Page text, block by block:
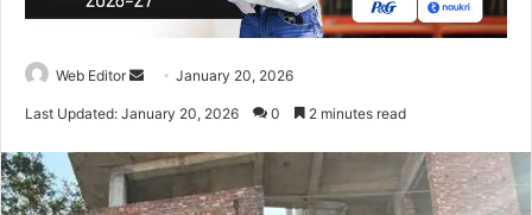
Web Editor
d
January 20, 2026
Last Updated: January 20, 2026 0 2 minutes read